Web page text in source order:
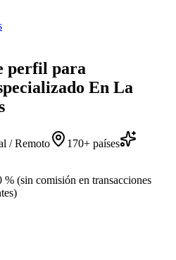
perfil para
En La
/ Remoto
170+ países
(sin comisión en transacciones